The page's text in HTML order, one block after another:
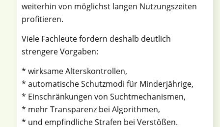
weiterhin von möglichst langen Nutzungszeiten
profitieren.
Viele Fachleute fordern deshalb deutlich
strengere Vorgaben:
* wirksame Alterskontrollen,
* automatische Schutzmodi für Minderjährige,
* Einschränkungen von Suchtmechanismen,
* mehr Transparenz bei Algorithmen,
* und empfindliche Strafen bei Verstößen.